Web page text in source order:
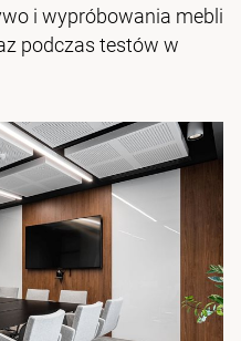
i wypróbowania mebli
podczas testów w